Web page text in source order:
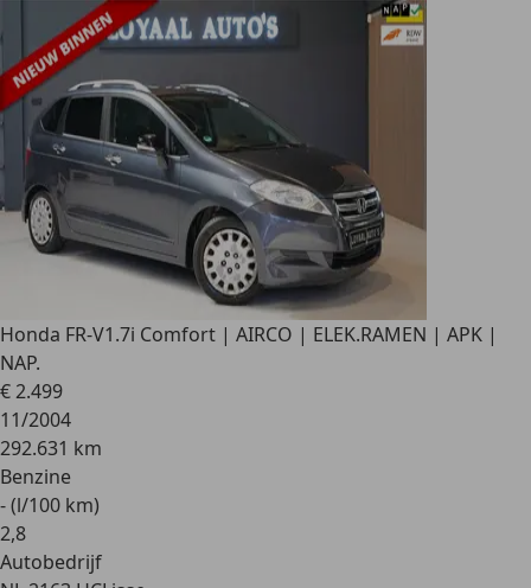
Honda FR-V1.7i Comfort | AIRCO | ELEK.RAMEN | APK |
NAP.
€ 2.499
11/2004
292.631 km
Benzine
- (l/100 km)
2,8
Autobedrijf